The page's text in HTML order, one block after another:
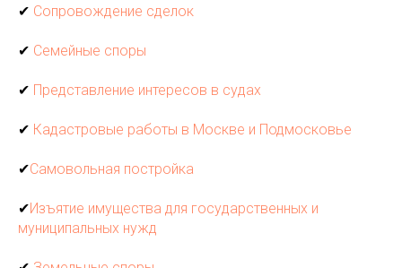
✔ Сопровождение сделок
✔ Семейные споры
✔ Представление интересов в судах
✔ Кадастровые работы в Москве и Подмосковье
✔Самовольная постройка
✔Изъятие имущества для государственных и
муниципальных нужд